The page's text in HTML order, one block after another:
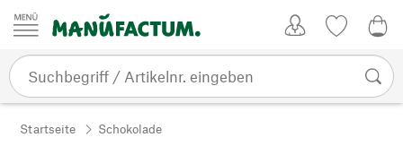
Zum Inhalt springen
Startseite Schokolade